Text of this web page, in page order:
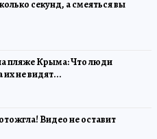
секунд, а смеяться вы
пляже Крыма: Что люди
не видят...
Видео не оставит